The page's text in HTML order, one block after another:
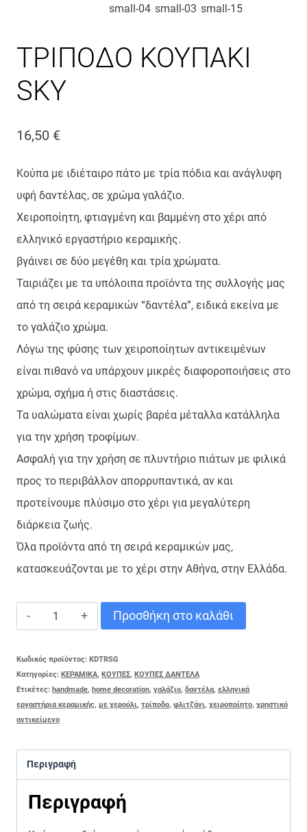
ΤΡΙΠΟΔΟ ΚΟΥΠΑΚΙ
SKY
16,50 €
Κούπα με ιδιέταιρο πάτο με τρία πόδια και ανάγλυφη
υφή δαντέλας, σε χρώμα γαλάζιο.
Χειροποίητη, φτιαγμένη και βαμμένη στο χέρι από
ελληνικό εργαστήριο κεραμικής.
βγάινει σε δύο μεγέθη και τρία χρώματα.
Ταιριάζει με τα υπόλοιπα προϊόντα της συλλογής μας
από τη σειρά κεραμικών “δαντέλα”, ειδικά εκείνα με
το γαλάζιο χρώμα.
Λόγω της φύσης των χειροποίητων αντικειμένων
είναι πιθανό να υπάρχουν μικρές διαφοροποιήσεις στο
χρώμα, σχήμα ή στις διαστάσεις.
Τα υαλώματα είναι χωρίς βαρέα μέταλλα κατάλληλα
για την χρήση τροφίμων.
Ασφαλή για την χρήση σε πλυντήριο πιάτων με φιλικά
προς το περιβάλλον απορρυπαντικά, αν και
προτείνουμε πλύσιμο στο χέρι για μεγαλύτερη
διάρκεια ζωής.
Όλα προϊόντα από τη σειρά κεραμικών μας,
κατασκευάζονται με το χέρι στην Αθήνα, στην Ελλάδα.
ΤΡΙΠΟΔΟ
ΚΟΥΠΑΚΙ
SKY
ποσότητα
Προσθήκη στο καλάθι
Κωδικός προϊόντος: KDTRSG
Κατηγορίες: ΚΕΡΑΜΙΚΑ, ΚΟΥΠΕΣ, ΚΟΥΠΕΣ ΔΑΝΤΕΛΑ
Ετικέτες: handmade, home decoration, γαλάζιο, δαντέλα, ελληνικά
εργαστήρια κεραμικής, με χερούλι, τρίποδο, φλιτζάνι, χειροποίητο, χρηστικό
αντικείμενο
Περιγραφή
Περιγραφή